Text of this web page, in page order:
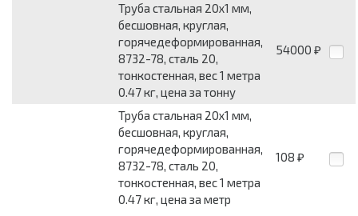
Труба стальная 20x1 мм,
бесшовная, круглая,
горячедеформированная,
8732-78, сталь 20,
тонкостенная, вес 1 метра
0.47 кг, цена за тонну
54000 ₽
Труба стальная 20x1 мм,
бесшовная, круглая,
горячедеформированная,
8732-78, сталь 20,
тонкостенная, вес 1 метра
0.47 кг, цена за метр
108 ₽